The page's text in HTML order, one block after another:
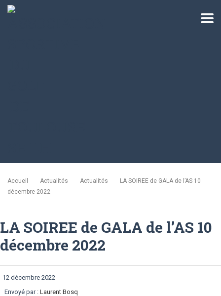
Accueil Actualités Actualités
LA SOIREE de GALA de l’AS 10
décembre 2022
LA SOIREE de GALA de l’AS 10
décembre 2022
12 décembre 2022
Envoyé par : Laurent Bosq